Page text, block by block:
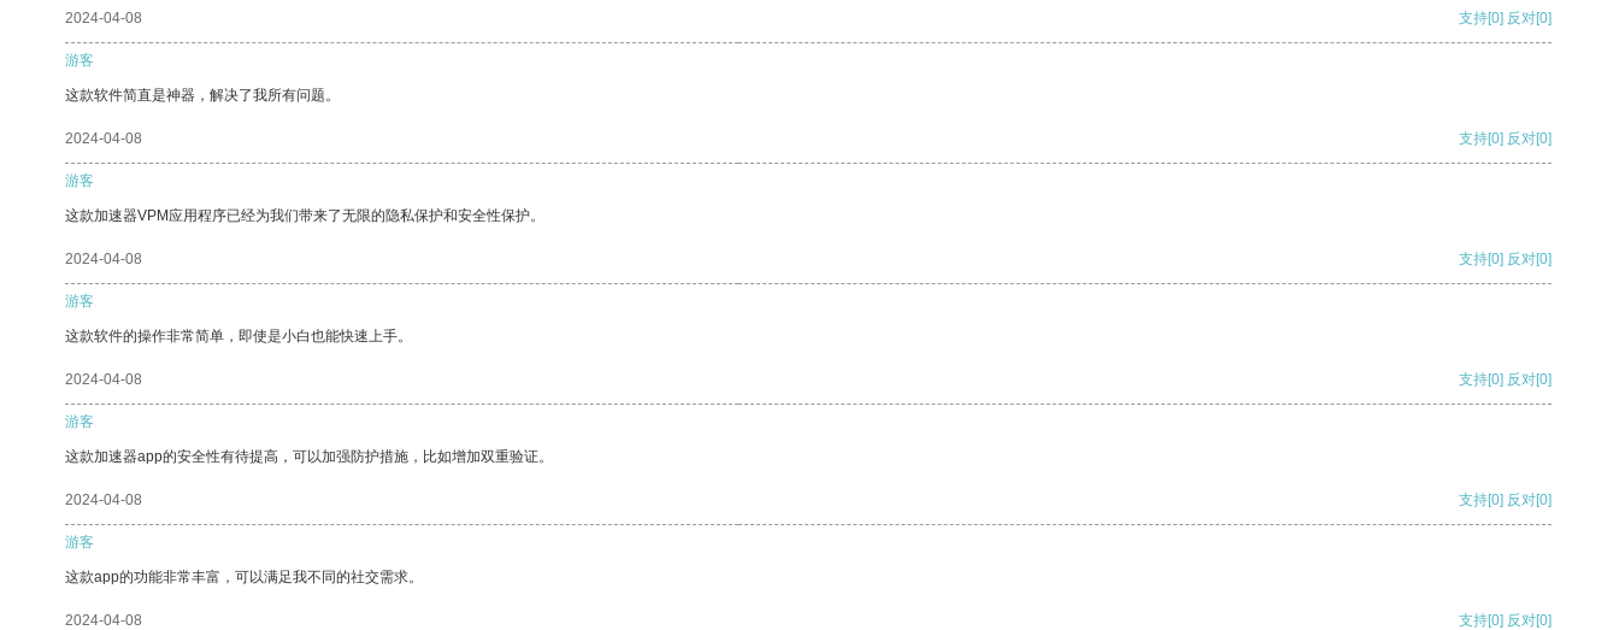
2024-04-08 支持[0] 反对[0]
游客
这款软件简直是神器，解决了我所有问题。
2024-04-08 支持[0] 反对[0]
游客
这款加速器VPM应用程序已经为我们带来了无限的隐私保护和安全性保护。
2024-04-08 支持[0] 反对[0]
游客
这款软件的操作非常简单，即使是小白也能快速上手。
2024-04-08 支持[0] 反对[0]
游客
这款加速器app的安全性有待提高，可以加强防护措施，比如增加双重验证。
2024-04-08 支持[0] 反对[0]
游客
这款app的功能非常丰富，可以满足我不同的社交需求。
2024-04-08 支持[0] 反对[0]